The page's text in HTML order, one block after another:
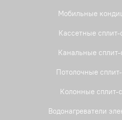
Мобильные
Кассетные
Канальные
Потолочные
Колонные сплит-
Водонагреватели